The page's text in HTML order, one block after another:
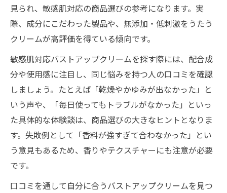
見られ、敏感肌対応の商品選びの参考になります。実
際、成分にこだわった製品や、無添加・低刺激をうたう
クリームが高評価を得ている傾向です。
敏感肌対応バストアップクリームを探す際には、配合成
分や使用感に注目し、同じ悩みを持つ人の口コミを確認
しましょう。たとえば「乾燥やかゆみが出なかった」と
いう声や、「毎日使ってもトラブルがなかった」といっ
た具体的な体験談は、商品選びの大きなヒントとなりま
す。失敗例として「香料が強すぎて合わなかった」とい
う意見もあるため、香りやテクスチャーにも注意が必要
です。
口コミを通して自分に合うバストアップクリームを見つ